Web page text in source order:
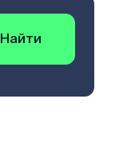
Найти